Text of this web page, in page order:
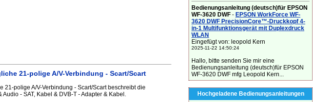
21-polige A/V-Verbindung - Scart/Scart
polige A/V-Verbindung - Scart/Scart beschreibt die
- SAT, Kabel & DVB-T - Adapter & Kabel.
Bedienungsanleitung (deutsch)für EPSON
WF-3620 DWF - EPSON WorkForce WF-
3620 DWF PrecisionCore™-Druckkopf 4-
in-1 Multifunktionsgerät mit Duplexdruck
WLAN
Eingefügt von: leopold Kern
2025-11-22 14:50:24
Hallo, bitte senden Sie mir eine
Bedienungsanleitung (deutsch)für EPSON
WF-3620 DWF mfg Leopold Kern...
Hochgeladene Bedienungsanleitungen